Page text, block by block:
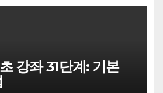
강좌 31단계: 기본